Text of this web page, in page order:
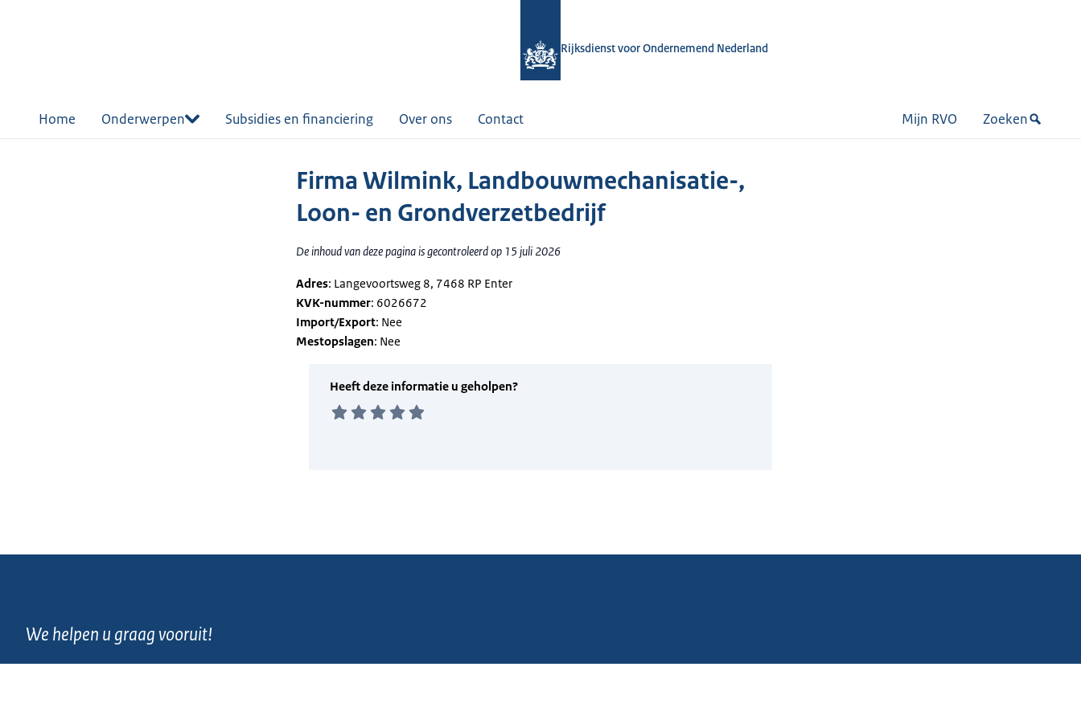
Rijksdienst voor Ondernemend Nederland
Home Onderwerpen Subsidies en financiering Over ons Contact Mijn RVO Zoeken
Firma Wilmink, Landbouwmechanisatie-,
Loon- en Grondverzetbedrijf
De inhoud van deze pagina is gecontroleerd op 15 juli 2026
Adres: Langevoortsweg 8, 7468 RP Enter
KVK-nummer: 6026672
Import/Export: Nee
Mestopslagen: Nee
We helpen u graag vooruit!